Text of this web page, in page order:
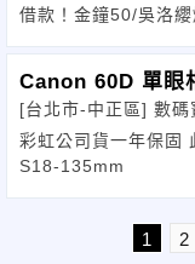
借款！金鐘50/吳洛
Canon 60D 單眼
[台北市-中正區] 數碼
彩虹公司貨一年保固
S18-135mm
1 2